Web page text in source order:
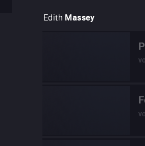
Edith Massey